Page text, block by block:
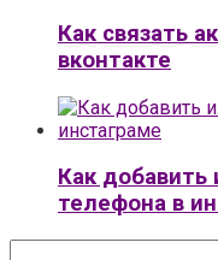
Как связать
вконтакте
Как
телефона в